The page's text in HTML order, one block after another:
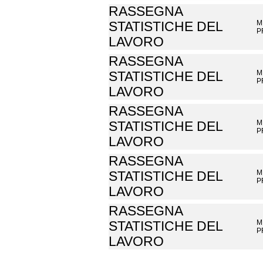
RASSEGNA
STATISTICHE DEL
LAVORO
RASSEGNA
STATISTICHE DEL
LAVORO
RASSEGNA
STATISTICHE DEL
LAVORO
RASSEGNA
STATISTICHE DEL
LAVORO
RASSEGNA
STATISTICHE DEL
LAVORO